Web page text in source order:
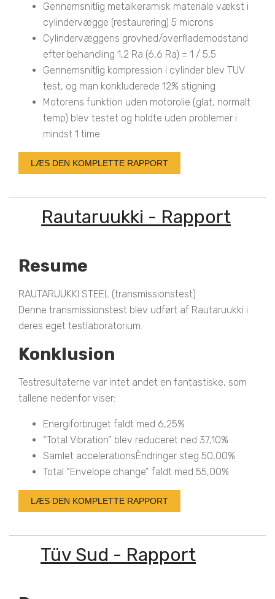
Gennemsnitlig metalkeramisk materiale vækst i
cylindervægge (restaurering) 5 microns
Cylindervæggens grovhed/overflademodstand
efter behandling 1,2 Ra (6,6 Ra) = 1 / 5,5
Gennemsnitlig kompression i cylinder blev TUV
test, og man konkluderede 12% stigning
Motorens funktion uden motorolie (glat, normalt
temp) blev testet og holdte uden problemer i
mindst 1 time
LÆS DEN KOMPLETTE RAPPORT
Rautaruukki - Rapport
Resume
RAUTARUUKKI STEEL (transmissionstest)
Denne transmissionstest blev udført af Rautaruukki i
deres eget testlaboratorium.
Konklusion
Testresultaterne var intet andet en fantastiske, som
tallene nedenfor viser:
Energiforbruget faldt med 6,25%
“Total Vibration” blev reduceret ned 37,10%
Samlet accelerationsÊndringer steg 50,00%
Total “Envelope change” faldt med 55,00%
LÆS DEN KOMPLETTE RAPPORT
Tüv Sud - Rapport